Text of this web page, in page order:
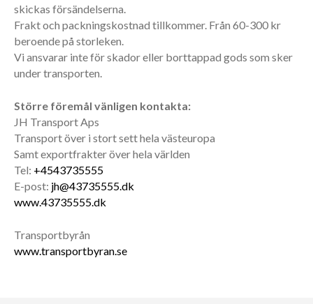
skickas försändelserna.
Frakt och packningskostnad tillkommer. Från 60-300 kr
beroende på storleken.
Vi ansvarar inte för skador eller borttappad gods som sker
under transporten.
Större föremål vänligen kontakta:
JH Transport Aps
Transport över i stort sett hela västeuropa
Samt exportfrakter över hela världen
Tel: +4543735555
E-post: jh@43735555.dk
www.43735555.dk
Transportbyrån
www.transportbyran.se